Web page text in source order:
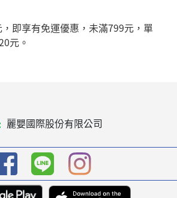
即享有免運優惠，未滿799元，單
元。
麗嬰國際股份有限公司